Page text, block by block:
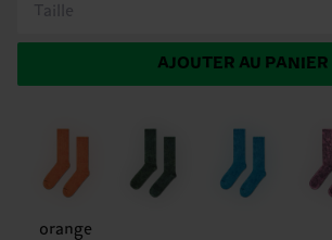
Taille
AJOUTER AU PANIER
orange